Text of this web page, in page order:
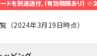
（2024年3月19日時点）